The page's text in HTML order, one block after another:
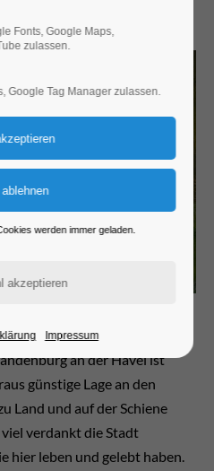
an der Havel ist
günstige Lage an den
Land und auf der Schiene
verdankt die Stadt
hier leben und gelebt haben.
Fonts, Google Maps,
zulassen.
Google Tag Manager zulassen.
werden immer geladen.
Impressum